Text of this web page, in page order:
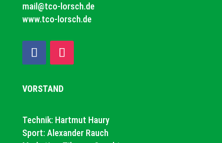
mail@tco-lorsch.de
www.tco-lorsch.de
VORSTAND
Technik: Hartmut Haury
Sport: Alexander Rauch